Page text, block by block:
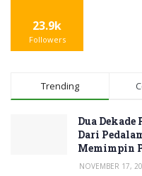
23.9k
Followers
Trending
Dua Dekade
Dari
Memimpin
NOVEMBER 17,